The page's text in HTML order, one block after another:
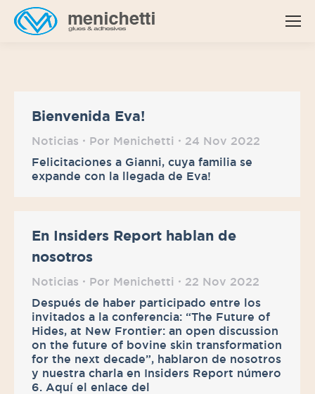
Bienvenida Eva!
Noticias Por Menichetti
24 Nov 2022
Felicitaciones a Gianni, cuya familia se
expande con la llegada de Eva!
En Insiders Report hablan de
nosotros
Noticias Por Menichetti
22 Nov 2022
Después de haber participado entre los
invitados a la conferencia: “The Future of
Hides, at New Frontier: an open discussion
on the future of bovine skin transformation
for the next decade”, hablaron de nosotros
y nuestra charla en Insiders Report número
6. Aquí el enlace del